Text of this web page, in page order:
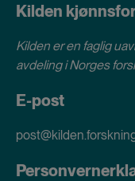
Kilden
Kilden er en faglig
avdeling iNorges
E-post